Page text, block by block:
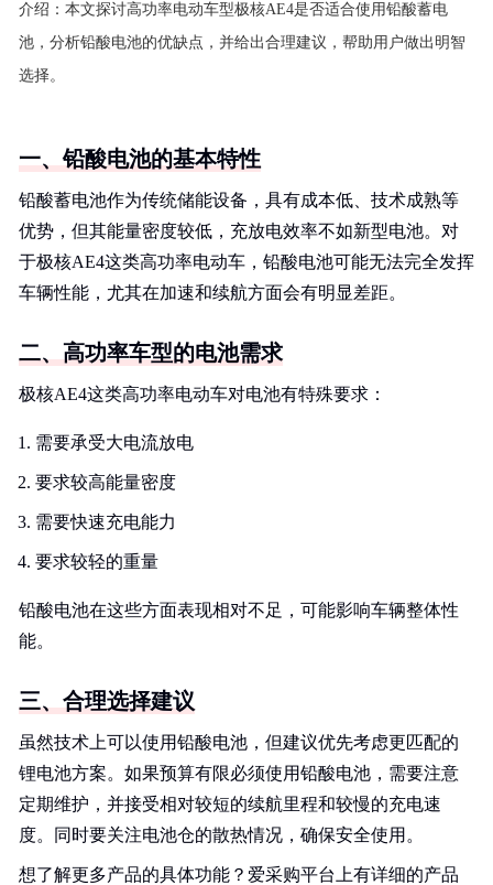
介绍： 本文探讨高功率电动车型极核AE4是否适合使用铅酸蓄电
池，分析铅酸电池的优缺点，并给出合理建议，帮助用户做出明智
选择。
一、铅酸电池的基本特性
铅酸蓄电池作为传统储能设备，具有成本低、技术成熟等
优势，但其能量密度较低，充放电效率不如新型电池。对
于极核AE4这类高功率电动车，铅酸电池可能无法完全发挥
车辆性能，尤其在加速和续航方面会有明显差距。
二、高功率车型的电池需求
极核AE4这类高功率电动车对电池有特殊要求：
需要承受大电流放电
要求较高能量密度
需要快速充电能力
要求较轻的重量
铅酸电池在这些方面表现相对不足，可能影响车辆整体性
能。
三、合理选择建议
虽然技术上可以使用铅酸电池，但建议优先考虑更匹配的
锂电池方案。如果预算有限必须使用铅酸电池，需要注意
定期维护，并接受相对较短的续航里程和较慢的充电速
度。同时要关注电池仓的散热情况，确保安全使用。
想了解更多产品的具体功能？爱采购平台上有详细的产品